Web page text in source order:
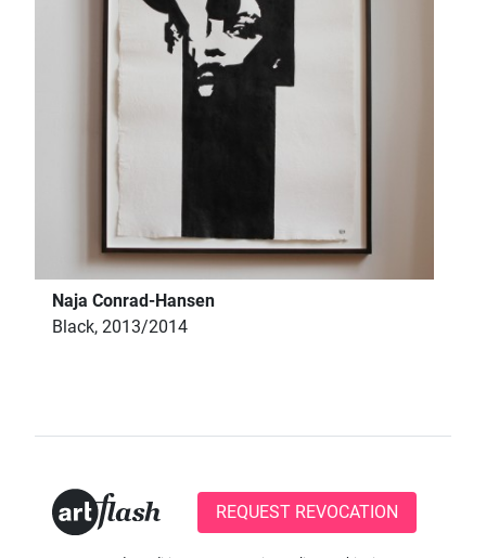
Naja Conrad-Hansen
Black, 2013/2014
REQUEST REVOCATION